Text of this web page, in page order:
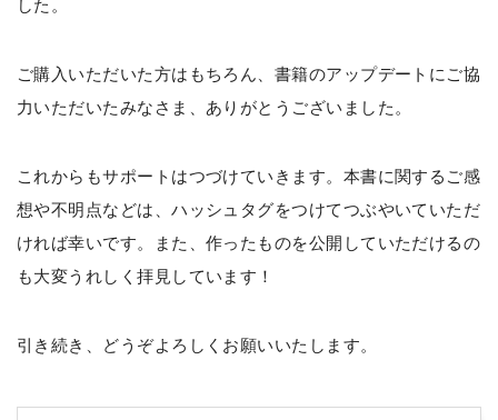
した。
ご購入いただいた方はもちろん、書籍のアップデートにご協
力いただいたみなさま、ありがとうございました。
これからもサポートはつづけていきます。本書に関するご感
想や不明点などは、ハッシュタグをつけてつぶやいていただ
ければ幸いです。また、作ったものを公開していただけるの
も大変うれしく拝見しています！
引き続き、どうぞよろしくお願いいたします。